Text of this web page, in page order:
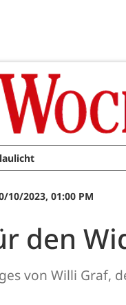
10/2023, 01:00 PM
den
von Willi Graf,